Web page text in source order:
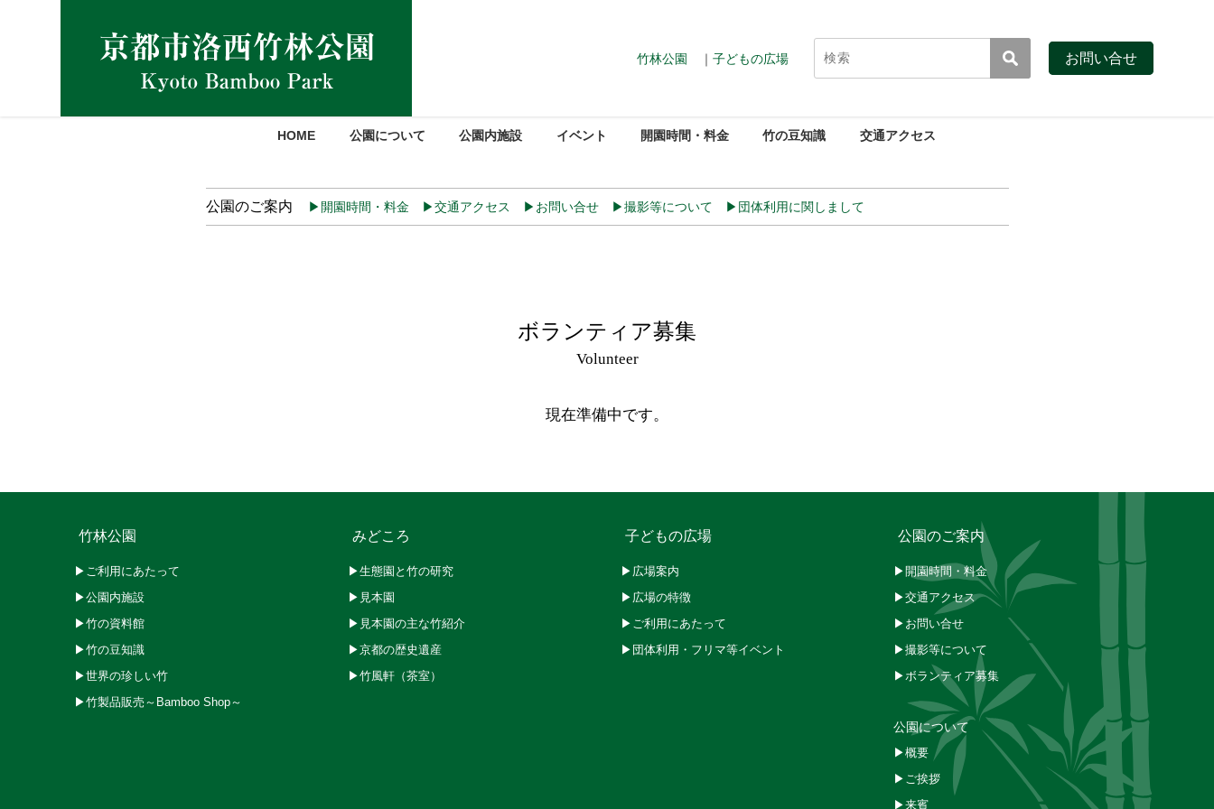
竹林公園 ｜ 子どもの広場 お問い合せ
HOME 公園について 公園内施設 イベント 開園時間・料金 竹の豆知識 交通アクセス
公園のご案内 ▶開園時間・料金 ▶交通アクセス ▶お問い合せ ▶撮影等について ▶団体利用に関しまして
ボランティア募集
Volunteer
現在準備中です。
竹林公園
▶ご利用にあたって
▶公園内施設
▶竹の資料館
▶竹の豆知識
▶世界の珍しい竹
▶竹製品販売～Bamboo Shop～
みどころ
▶生態園と竹の研究
▶見本園
▶見本園の主な竹紹介
▶京都の歴史遺産
▶竹風軒（茶室）
子どもの広場
▶広場案内
▶広場の特徴
▶ご利用にあたって
▶団体利用・フリマ等イベント
公園のご案内
▶開園時間・料金
▶交通アクセス
▶お問い合せ
▶撮影等について
▶ボランティア募集
公園について
▶概要
▶ご挨拶
▶来賓